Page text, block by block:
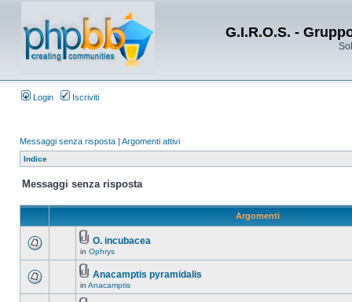
G.I.R.O.S. -
Login Iscriviti
Messaggi senza risposta | Argomenti attivi
Indice
Messaggi senza risposta
Argomenti
O. incubacea
in Ophrys
Anacamptis pyramidalis
in Anacamptis